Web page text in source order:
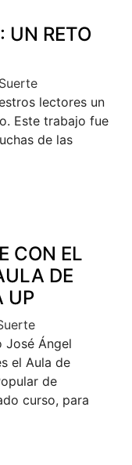
UN RETO
lectores un
Este trabajo fue
de las
CON EL
DE
UP
José Ángel
el Aula de
de
curso, para